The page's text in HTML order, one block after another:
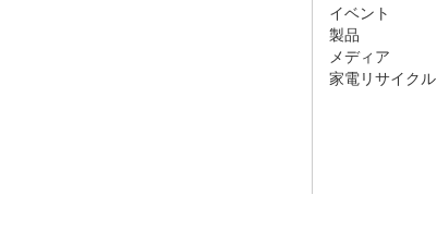
イベント
製品
メディア
家電リサイクル